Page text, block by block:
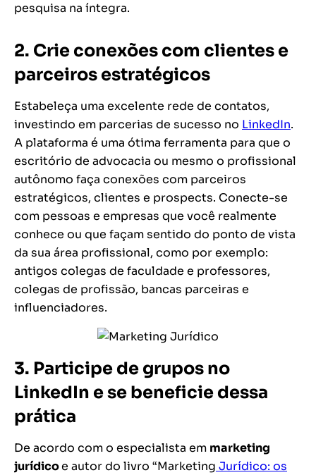
pesquisa na íntegra.
2. Crie conexões com clientes e
parceiros estratégicos
Estabeleça uma excelente rede de contatos,
investindo em parcerias de sucesso no LinkedIn.
A plataforma é uma ótima ferramenta para que o
escritório de advocacia ou mesmo o profissional
autônomo faça conexões com parceiros
estratégicos, clientes e prospects. Conecte-se
com pessoas e empresas que você realmente
conhece ou que façam sentido do ponto de vista
da sua área profissional, como por exemplo:
antigos colegas de faculdade e professores,
colegas de profissão, bancas parceiras e
influenciadores.
3. Participe de grupos no
LinkedIn e se beneficie dessa
prática
De acordo com o especialista em marketing
jurídicoe autor do livro “Marketing Jurídico: os